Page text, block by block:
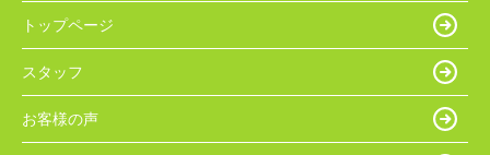
トップページ
スタッフ
お客様の声